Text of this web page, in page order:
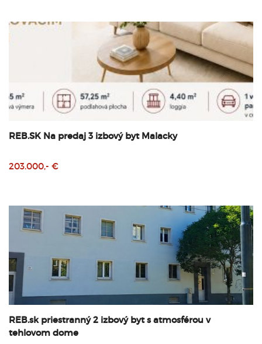
REB.SK Na predaj 3 izbový byt Malacky
203.000,- €
REB.sk priestranný 2 izbový byt s atmosférou v
tehlovom dome